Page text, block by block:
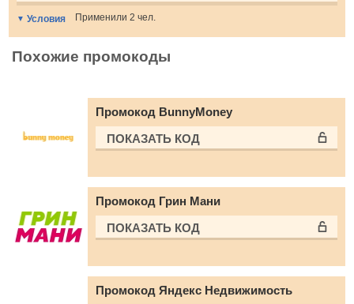
Условия Применили 2 чел.
Похожие промокоды
Промокод BunnyMoney
ПОКАЗАТЬ КОД
Промокод Грин Мани
ПОКАЗАТЬ КОД
Промокод Яндекс Недвижимость